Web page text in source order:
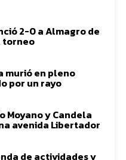
2-0 a Almagro de
torneo
murió en pleno
por un rayo
Moyano y Candela
avenida Libertador
de actividades y